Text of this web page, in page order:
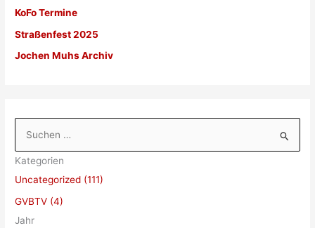
KoFo Termine
Straßenfest 2025
Jochen Muhs Archiv
c
h
e
n
Kategorien
Uncategorized (111)
GVBTV (4)
Jahr